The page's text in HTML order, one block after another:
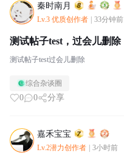
秦时南月
Lv.3 优质创作者 33分钟前
测试帖子test，过会儿删除
测试帖子test过会儿删除
综合杂谈圈
0 0 分享
嘉禾宝宝
Lv.2潜力创作者 3小时前